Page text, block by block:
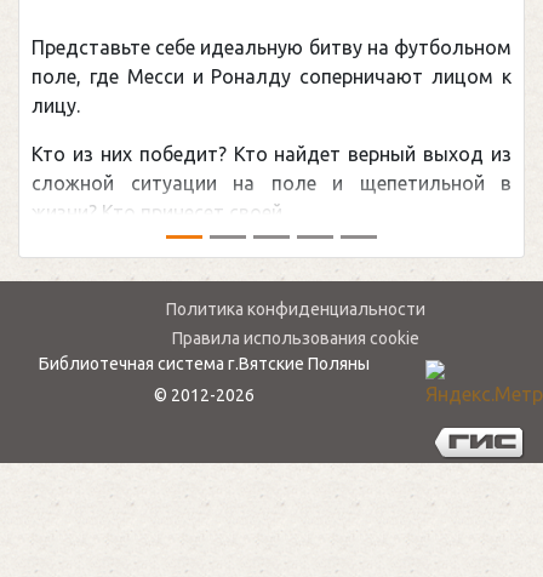
себе идеальную битву на футбольном
Месси и Роналду соперничают лицом к
победит? Кто найдет верный выход из
ситуации на поле и щепетильной в
принесет своей ...
мире.Перед
Политика конфиденциальности
Правила использования cookie
Библиотечная система г.Вятские Поляны
© 2012-2026